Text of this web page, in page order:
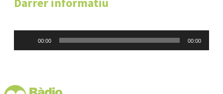
00:00 00:00